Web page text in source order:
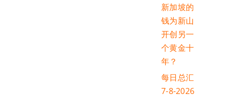
新加坡的
钱为新山
开创另一
个黄金十
年？
每日总汇
7-8-2026